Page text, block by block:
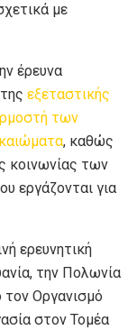
με
έρευνα
εξεταστικής
των
, καθώς
κοινωνίας των
εργάζονται για
ερευνητική
την Πολωνία
τον Οργανισμό
στον Τομέα